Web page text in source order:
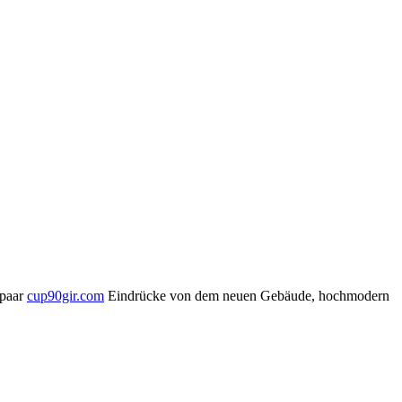
cup90gir.com Eindrücke von dem neuen Gebäude, hochmodern